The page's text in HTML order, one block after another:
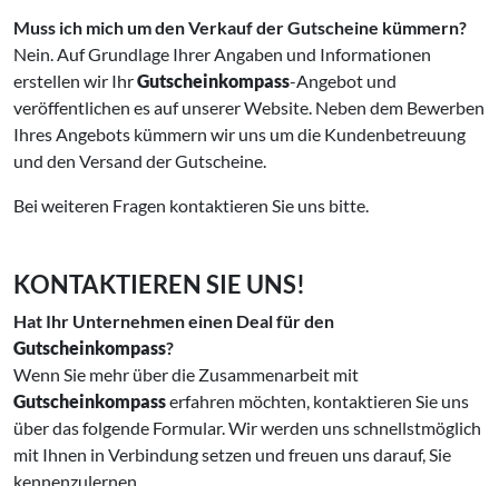
Muss ich mich um den Verkauf der Gutscheine kümmern?
Nein. Auf Grundlage Ihrer Angaben und Informationen
erstellen wir IhrGutscheinkompass-Angebot und
veröffentlichen es auf unserer Website. Neben dem Bewerben
Ihres Angebots kümmern wir uns um die Kundenbetreuung
und den Versand der Gutscheine.
Bei weiteren Fragen kontaktieren Sie uns bitte.
KONTAKTIEREN SIE UNS!
Hat Ihr Unternehmen einen Deal für den
Gutscheinkompass?
Wenn Sie mehr über die Zusammenarbeit mit
Gutscheinkompasserfahren möchten, kontaktieren Sie uns
über das folgende Formular. Wir werden uns schnellstmöglich
mit Ihnen in Verbindung setzen und freuen uns darauf, Sie
kennenzulernen.